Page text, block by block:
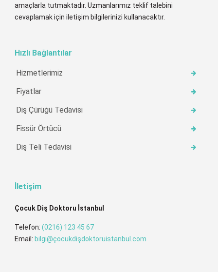
amaçlarla tutmaktadır. Uzmanlarımız teklif talebini
cevaplamak için iletişim bilgilerinizi kullanacaktır.
Hızlı Bağlantılar
Hizmetlerimiz
Fiyatlar
Diş Çürüğü Tedavisi
Fissür Örtücü
Diş Teli Tedavisi
İletişim
Çocuk Diş Doktoru İstanbul
Telefon: (0216) 123 45 67
Email: bilgi@çocukdişdoktoruistanbul.com